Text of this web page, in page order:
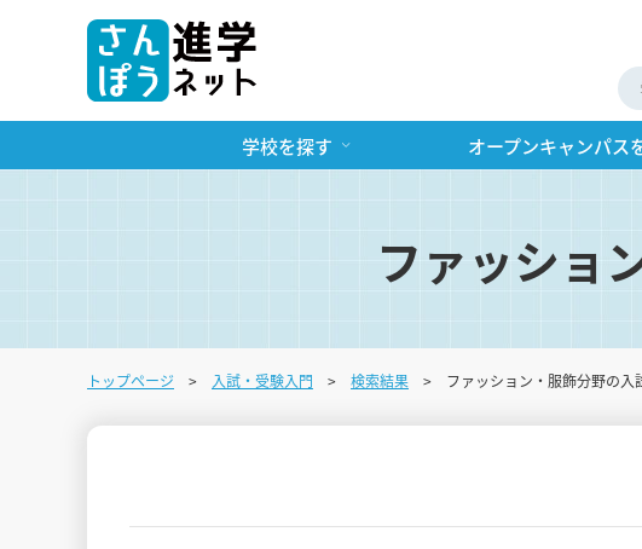
学校を探す オープンキャンパス
ファッショ
トップページ 入試・受験入門 検索結果 ファッション・服飾分野の入